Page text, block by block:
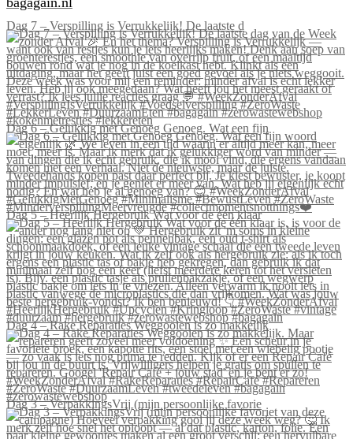
Dag 7 – Verspilling is Verrukkelijk! De laatste d
Dag 6 – Gelukkig met Genoeg Genoeg. Wat een fijn
Dag 5 – Heerlijk Hergebruik Wat voor de één klaar
Dag 4 – Rake Reparaties Weggooien is zo makkelijk
Dag 3 – VerpakkingsVrij (mijn persoonlijke favorie